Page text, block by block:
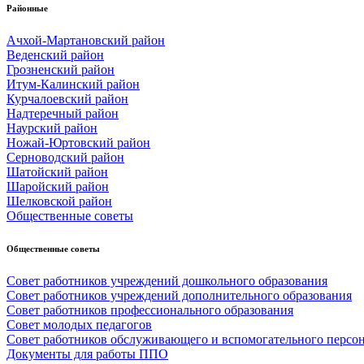
Районные
Ачхой-Мартановский район
Веденский район
Грозненский район
Итум-Калинский район
Курчалоевский район
Надтеречный район
Наурский район
Ножай-Юртовский район
Серноводский район
Шатойский район
Шаройский район
Шелковской район
Общественные советы
Общественные советы
Совет работников учреждений дошкольного образования
Совет работников учреждений дополнительного образования
Совет работников профессионального образования
Совет молодых педагогов
Совет работников обслуживающего и вспомогательного
Документы для работы ППО